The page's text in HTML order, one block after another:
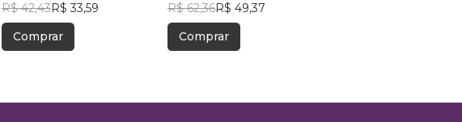
R$ 42,43R$ 33,59
Comprar
R$ 62,36R$ 49,37
Comprar